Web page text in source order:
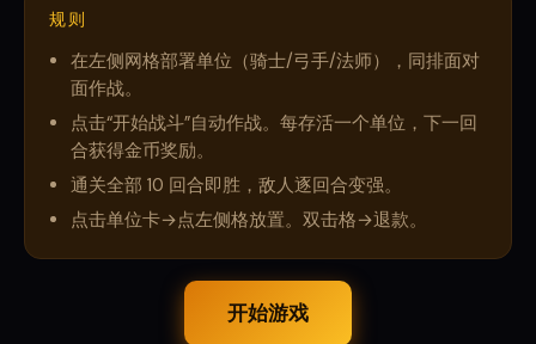
规则
在左侧网格部署单位（骑士/弓手/法师），同排面对
面作战。
点击“开始战斗”自动作战。每存活一个单位，下一回
合获得金币奖励。
通关全部 10 回合即胜，敌人逐回合变强。
点击单位卡→点左侧格放置。双击格→退款。
开始游戏